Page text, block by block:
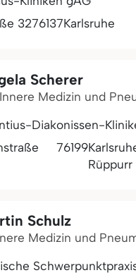
3276137Karlsruhe
Scherer
Medizin und
Diakonissen-
76199
Rüppurr
Schulz
Medizin und